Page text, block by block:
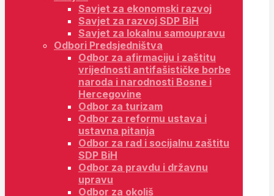
Savjet za ekonomski razvoj
Savjet za razvoj SDP BiH
Savjet za lokalnu samoupravu
Odbori Predsjedništva
Odbor za afirmaciju i zaštitu
vrijednosti antifašističke borbe
naroda i narodnosti Bosne i
Hercegovine
Odbor za turizam
Odbor za reformu ustava i
ustavna pitanja
Odbor za rad i socijalnu zaštitu
SDP BiH
Odbor za pravdu i državnu
upravu
Odbor za okoliš